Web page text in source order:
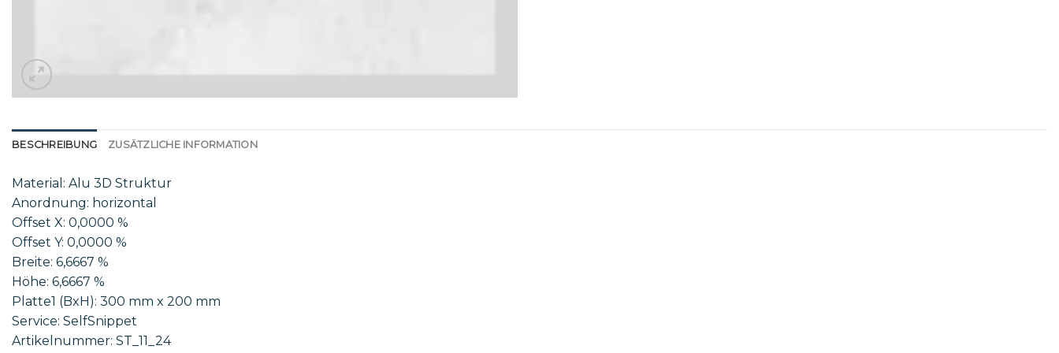
BESCHREIBUNG ZUSÄTZLICHE INFORMATION
Material: Alu 3D Struktur
Anordnung: horizontal
Offset X: 0,0000 %
Offset Y: 0,0000 %
Breite: 6,6667 %
Höhe: 6,6667 %
Platte1 (BxH): 300 mm x 200 mm
Service: SelfSnippet
Artikelnummer: ST_11_24